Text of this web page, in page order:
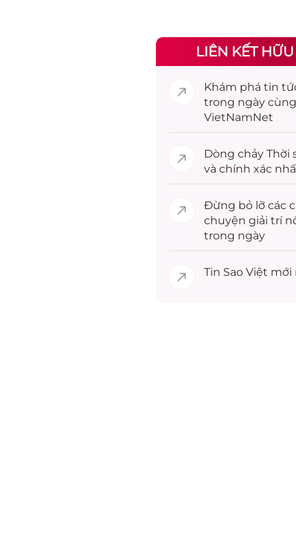
LIÊN KẾT
Khám phá tin
trong ngày cùng
VietNamNet
Dòng chảy Thời
và chính xác
Đừng bỏ lỡ các
chuyện giải trí
trong ngày
Tin Sao Việt mới